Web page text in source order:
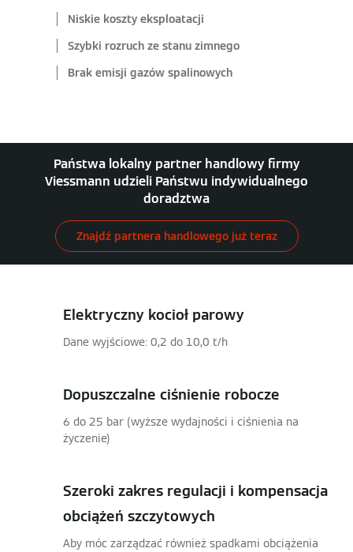
Niskie koszty eksploatacji
Szybki rozruch ze stanu zimnego
Brak emisji gazów spalinowych
Państwa lokalny partner handlowy firmy
Viessmann udzieli Państwu indywidualnego
doradztwa
Znajdź partnera handlowego już teraz
Elektryczny kocioł parowy
Dane wyjściowe: 0,2 do 10,0 t/h
Dopuszczalne ciśnienie robocze
6 do 25 bar (wyższe wydajności i ciśnienia na
życzenie)
Szeroki zakres regulacji i kompensacja
obciążeń szczytowych
Aby móc zarządzać również spadkami obciążenia